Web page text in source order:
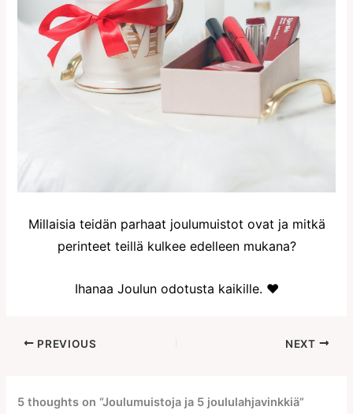
Millaisia teidän parhaat joulumuistot ovat ja mitkä
perinteet teillä kulkee edelleen mukana?
Ihanaa Joulun odotusta kaikille. ♥
PREVIOUS NEXT
5 thoughts on “Joulumuistoja ja 5 joululahjavinkkiä”